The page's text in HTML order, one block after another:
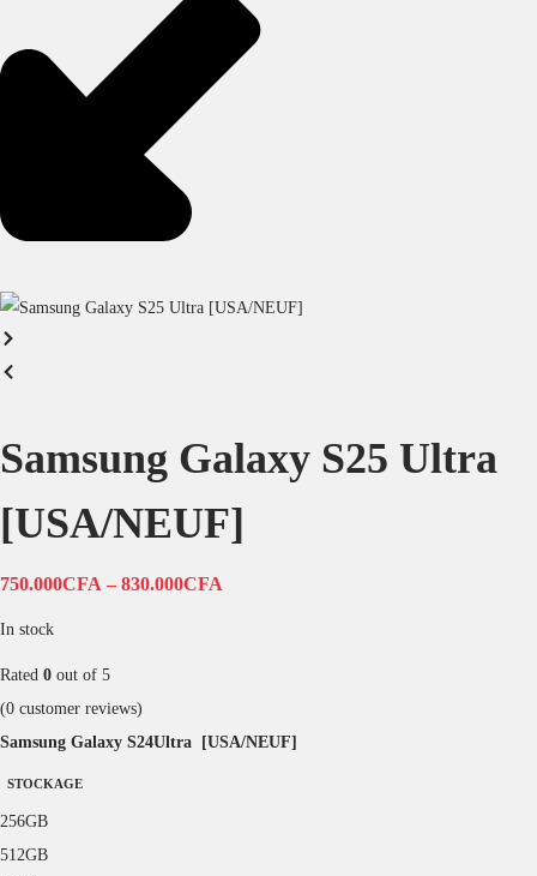
Samsung Galaxy S25 Ultra
[USA/NEUF]
750.000CFA – 830.000CFA
In stock
Rated 0 out of 5
(0 customer reviews)
Samsung Galaxy S24Ultra [USA/NEUF]
STOCKAGE
256GB
512GB